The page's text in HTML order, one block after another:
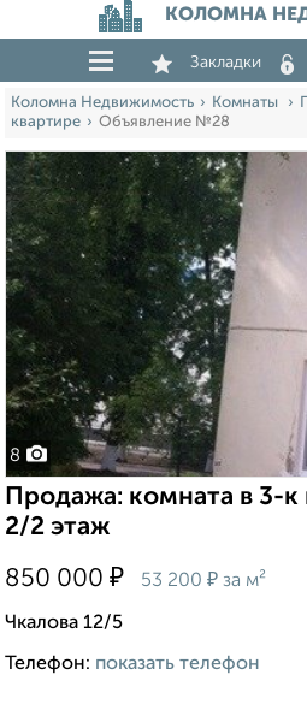
КОЛОМНА
Закладки
Коломна Недвижимость Комнаты
квартире
Объявление №28
8
Продажа: комната в 3-к
2/2 этаж
850 000 ₽ 53 200 ₽ за м²
Чкалова 12/5
Телефон: показать телефон